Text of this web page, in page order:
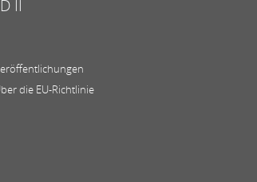
II
die EU-Richtlinie